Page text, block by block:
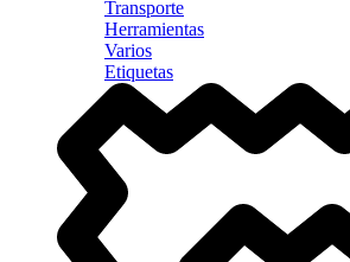
Transporte
Herramientas
Varios
Etiquetas